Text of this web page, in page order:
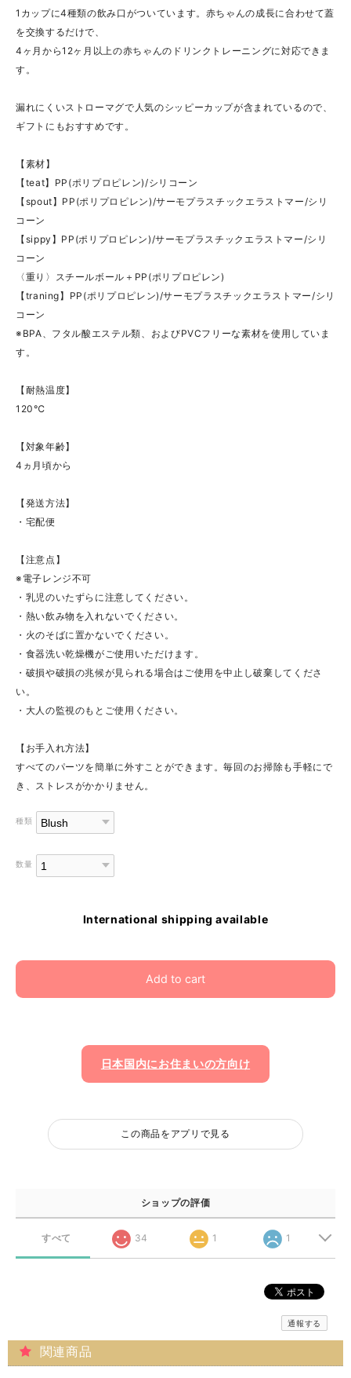
1カップに4種類の飲み口がついています。赤ちゃんの成長に合わせて蓋
を交換するだけで、
4ヶ月から12ヶ月以上の赤ちゃんのドリンクトレーニングに対応できま
す。
漏れにくいストローマグで人気のシッピーカップが含まれているので、
ギフトにもおすすめです。
【素材】
【teat】PP(ポリプロピレン)/シリコーン
【spout】PP(ポリプロピレン)/サーモプラスチックエラストマー/シリ
コーン
【sippy】PP(ポリプロピレン)/サーモプラスチックエラストマー/シリ
コーン
〈重り〉スチールボール＋PP(ポリプロピレン)
【traning】PP(ポリプロピレン)/サーモプラスチックエラストマー/シリ
コーン
※BPA、フタル酸エステル類、およびPVCフリーな素材を使用していま
す。
【耐熱温度】
120℃
【対象年齢】
4ヵ月頃から
【発送方法】
・宅配便
【注意点】
※電子レンジ不可
・乳児のいたずらに注意してください。
・熱い飲み物を入れないでください。
・火のそばに置かないでください。
・食器洗い乾燥機がご使用いただけます。
・破損や破損の兆候が見られる場合はご使用を中止し破棄してくださ
い。
・大人の監視のもとご使用ください。
【お手入れ方法】
すべてのパーツを簡単に外すことができます。毎回のお掃除も手軽にで
き、ストレスがかかりません。
種類
数量
International shipping available
Add to cart
日本国内にお住まいの方向け
この商品をアプリで見る
ショップの評価
すべて 34 1 1
通報する
関連商品